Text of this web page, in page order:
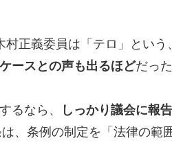
正義委員は「テロ」という
ースとの声も出るほどだった
るなら、
しっかり議会に報
、条例の制定を「法律の範